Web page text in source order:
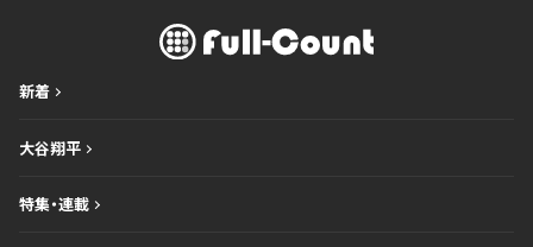
新着
大谷翔平
特集・連載